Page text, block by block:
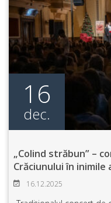
16
dec.
„Colind străbun” –
Crăciunului în inimile
16.12.2025